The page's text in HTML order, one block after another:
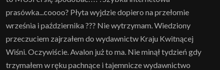
prasówka...coooo? Płyta wyjdzie dopiero na przełomie
września i października ??? Nie wytrzymam. Wiedziony
przeczuciem zajrzałem do wydawnictw Kraju Kwitnącej
Wiśni. Oczywiście. Avalon już to ma. Nie minął tydzień gdy
trzymałem w ręku pachnące i tajemnicze wydawnictwo